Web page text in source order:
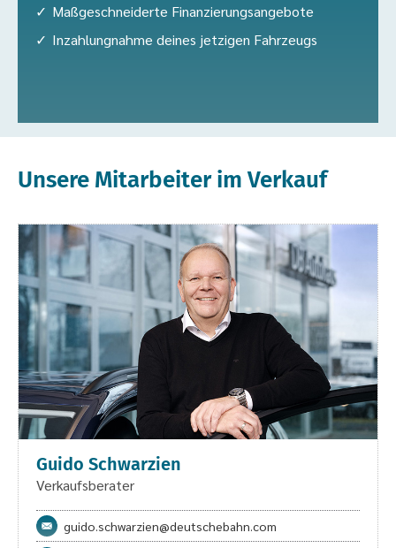
Maßgeschneiderte Finanzierungsangebote
Inzahlungnahme deines jetzigen Fahrzeugs
Unsere Mitarbeiter im Verkauf
Guido Schwarzien
Verkaufsberater
guido.schwarzien@deutschebahn.com